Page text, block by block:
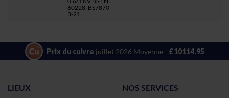
60228, BS7870-
3-21
Prix du cuivre juillet 2026 Moyenne - £10114.95
LIEUX NOS SERVICES